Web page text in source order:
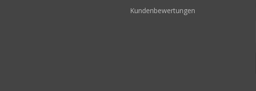
Kundenbewertungen